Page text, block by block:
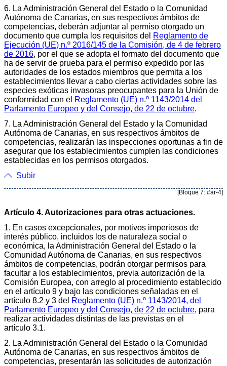
6. La Administración General del Estado o la Comunidad
Autónoma de Canarias, en sus respectivos ámbitos de
competencias, deberán adjuntar al permiso otorgado un
documento que cumpla los requisitos del Reglamento de
Ejecución (UE) n.º 2016/145 de la Comisión, de 4 de febrero
de 2016, por el que se adopta el formato del documento que
ha de servir de prueba para el permiso expedido por las
autoridades de los estados miembros que permita a los
establecimientos llevar a cabo ciertas actividades sobre las
especies exóticas invasoras preocupantes para la Unión de
conformidad con el Reglamento (UE) n.º 1143/2014 del
Parlamento Europeo y del Consejo, de 22 de octubre.
7. La Administración General del Estado y la Comunidad
Autónoma de Canarias, en sus respectivos ámbitos de
competencias, realizarán las inspecciones oportunas a fin de
asegurar que los establecimientos cumplen las condiciones
establecidas en los permisos otorgados.
Subir
[Bloque 7: #ar-4]
Artículo 4. Autorizaciones para otras actuaciones.
1. En casos excepcionales, por motivos imperiosos de
interés público, incluidos los de naturaleza social o
económica, la Administración General del Estado o la
Comunidad Autónoma de Canarias, en sus respectivos
ámbitos de competencias, podrán otorgar permisos para
facultar a los establecimientos, previa autorización de la
Comisión Europea, con arreglo al procedimiento establecido
en el artículo 9 y bajo las condiciones señaladas en el
artículo 8.2 y 3 del Reglamento (UE) n.º 1143/2014, del
Parlamento Europeo y del Consejo, de 22 de octubre, para
realizar actividades distintas de las previstas en el
artículo 3.1.
2. La Administración General del Estado o la Comunidad
Autónoma de Canarias, en sus respectivos ámbitos de
competencias, presentarán las solicitudes de autorización